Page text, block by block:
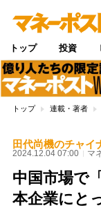
トップ 投資
トップ 連載・著者
田代尚機のチャイ
2024.12.04 07:00 マ
中国市場で
本企業にと